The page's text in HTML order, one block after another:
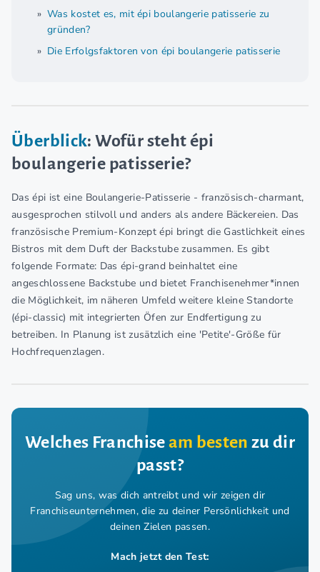
Was kostet es, mit épi boulangerie patisserie zu
gründen?
Die Erfolgsfaktoren von épi boulangerie patisserie
Überblick: Wofür steht épi
boulangerie patisserie?
Das épi ist eine Boulangerie-Patisserie - französisch-charmant,
ausgesprochen stilvoll und anders als andere Bäckereien. Das
französische Premium-Konzept épi bringt die Gastlichkeit eines
Bistros mit dem Duft der Backstube zusammen. Es gibt
folgende Formate: Das épi-grand beinhaltet eine
angeschlossene Backstube und bietet Franchisenehmer*innen
die Möglichkeit, im näheren Umfeld weitere kleine Standorte
(épi-classic) mit integrierten Öfen zur Endfertigung zu
betreiben. In Planung ist zusätzlich eine 'Petite'-Größe für
Hochfrequenzlagen.
Welches Franchiseam besten zu dir
passt?
Sag uns, was dich antreibt und wir zeigen dir
Franchiseunternehmen, die zu deiner Persönlichkeit und
deinen Zielen passen.
Mach jetzt den Test: